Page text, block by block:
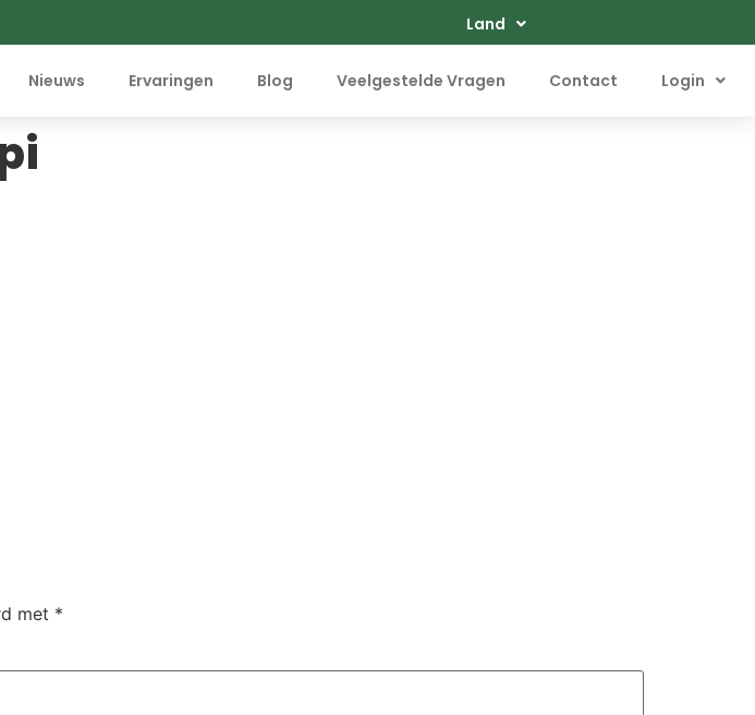
Land
Nieuws Ervaringen Blog Veelgestelde Vragen Contact Login
met *